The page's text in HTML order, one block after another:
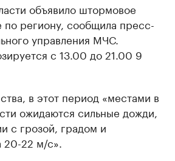
объявило штормовое
региону, сообщила пресс-
управления МЧС.
с 13.00 до 21.00 9
в этот период «местами в
ожидаются сильные дожди,
с грозой, градом и
20-22 м/с».